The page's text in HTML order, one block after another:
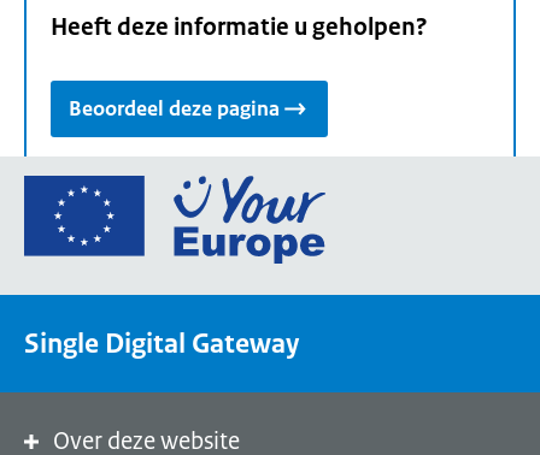
Heeft deze informatie u geholpen?
Beoordeel deze pagina
Ga
de
een
Single Digital Gateway
Over deze website